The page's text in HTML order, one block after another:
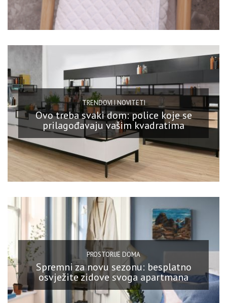
TRENDOVI I NOVITETI
Ovo treba svaki dom: police koje se
prilagođavaju vašim kvadratima
PROSTORIJE DOMA
Spremni za novu sezonu: besplatno
osvježite zidove svoga apartmana